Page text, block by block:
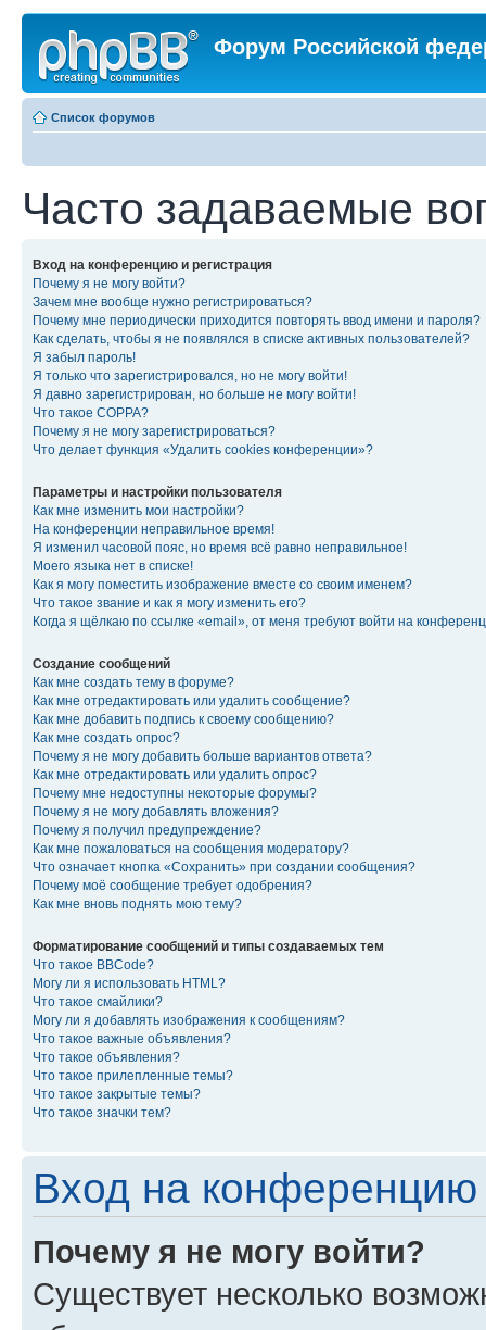
Форум Российской
Список форумов
Часто задаваемые
Вход на конференцию и регистрация
Почему я не могу войти?
Зачем мне вообще нужно регистрироваться?
Почему мне периодически приходится повторять ввод имени и пароля?
Как сделать, чтобы я не появлялся в списке активных пользователей?
Я забыл пароль!
Я только что зарегистрировался, но не могу войти!
Я давно зарегистрирован, но больше не могу войти!
Что такое COPPA?
Почему я не могу зарегистрироваться?
Что делает функция «Удалить cookies конференции»?
Параметры и настройки пользователя
Как мне изменить мои настройки?
На конференции неправильное время!
Я изменил часовой пояс, но время всё равно неправильное!
Моего языка нет в списке!
Как я могу поместить изображение вместе со своим именем?
Что такое звание и как я могу изменить его?
Когда я щёлкаю по ссылке «email», от меня требуют войти на
Создание сообщений
Как мне создать тему в форуме?
Как мне отредактировать или удалить сообщение?
Как мне добавить подпись к своему сообщению?
Как мне создать опрос?
Почему я не могу добавить больше вариантов ответа?
Как мне отредактировать или удалить опрос?
Почему мне недоступны некоторые форумы?
Почему я не могу добавлять вложения?
Почему я получил предупреждение?
Как мне пожаловаться на сообщения модератору?
Что означает кнопка «Сохранить» при создании сообщения?
Почему моё сообщение требует одобрения?
Как мне вновь поднять мою тему?
Форматирование сообщений и типы создаваемых тем
Что такое BBCode?
Могу ли я использовать HTML?
Что такое смайлики?
Могу ли я добавлять изображения к сообщениям?
Что такое важные объявления?
Что такое объявления?
Что такое прилепленные темы?
Что такое закрытые темы?
Что такое значки тем?
Вход на конференцию
Почему я не могу войти?
Существует несколько